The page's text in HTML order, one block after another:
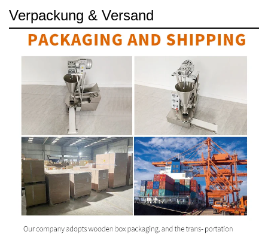
Verpackung & Versand